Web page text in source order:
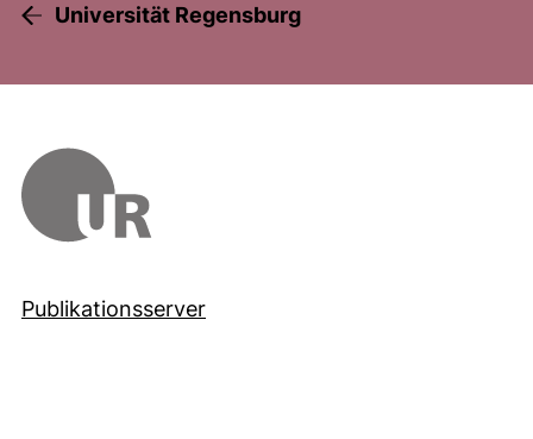
Universität Regensburg
Publikationsserver